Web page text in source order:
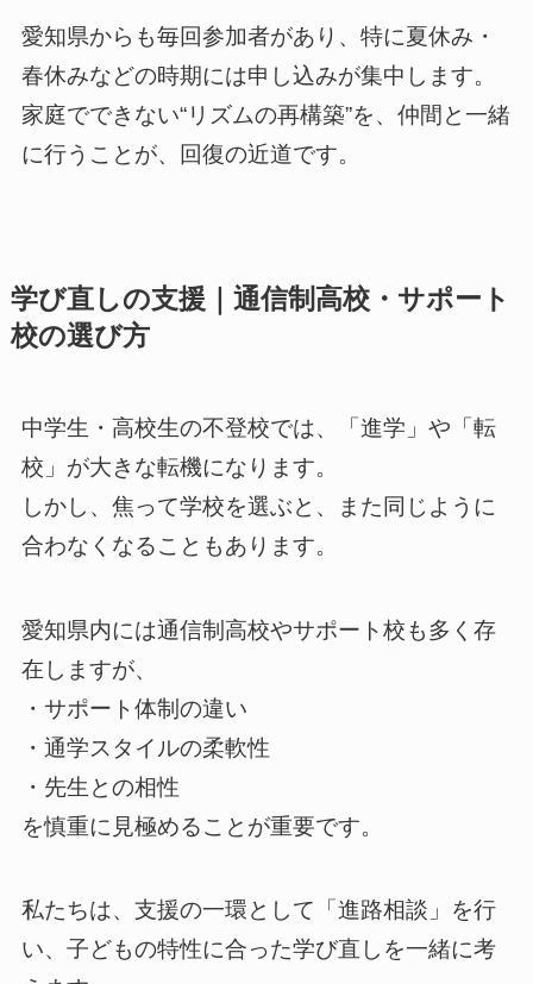
愛知県からも毎回参加者があり、特に夏休み・
春休みなどの時期には申し込みが集中します。
家庭でできない“リズムの再構築”を、仲間と一緒
に行うことが、回復の近道です。
学び直しの支援｜通信制高校・サポート
校の選び方
中学生・高校生の不登校では、「進学」や「転
校」が大きな転機になります。
しかし、焦って学校を選ぶと、また同じように
合わなくなることもあります。
愛知県内には通信制高校やサポート校も多く存
在しますが、
・サポート体制の違い
・通学スタイルの柔軟性
・先生との相性
を慎重に見極めることが重要です。
私たちは、支援の一環として「進路相談」を行
い、子どもの特性に合った学び直しを一緒に考